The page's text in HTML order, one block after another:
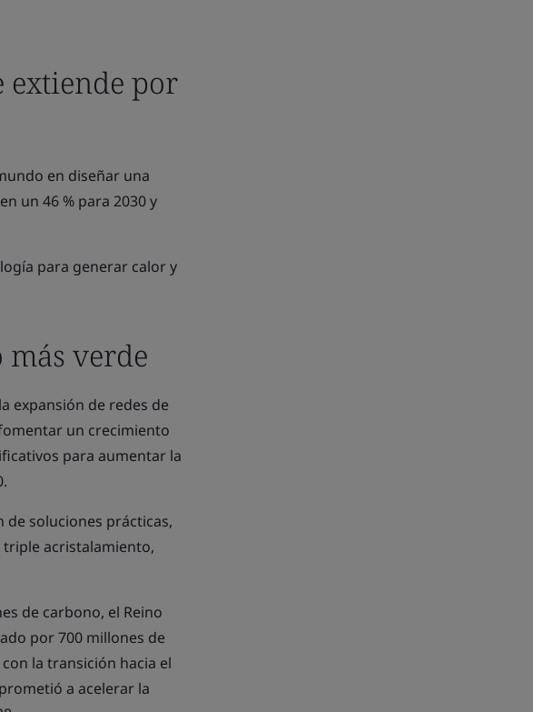
extiende por
en diseñar una
un 46 % para 2030 y
para generar calor y
verde
expansión de redes de
un crecimiento
para aumentar la
de soluciones prácticas,
triple acristalamiento,
de carbono, el Reino
por 700 millones de
la transición hacia el
a acelerar la